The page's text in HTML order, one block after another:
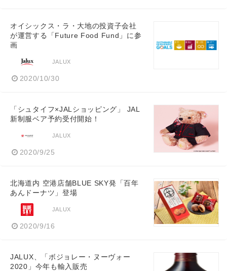
オイシックス・ラ・大地の投資子会社
が運営する「Future Food Fund」に参
画
JALUX
2020/10/30
「シュタイフ×JALショッピング」 JAL
新制服ベア予約受付開始！
JALUX
2020/9/25
北海道内 空港店舗BLUE SKY発「百年
あんドーナツ」登場
JALUX
2020/9/16
JALUX、「ボジョレー・ヌーヴォー
2020」今年も輸入販売